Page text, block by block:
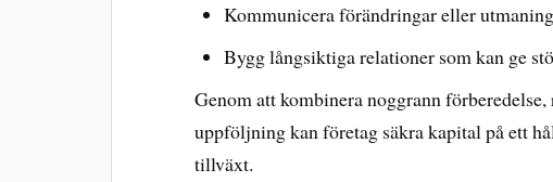
Kommunicera förändringar eller
Bygg långsiktiga relationer som kan ge
Genom att kombinera noggrann
uppföljning kan företag säkra kapital på ett
tillväxt.